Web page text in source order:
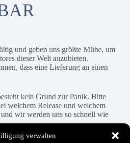
verwalten
und geben uns größte Mühe, um
dieser Welt anzubieten.
dass eine Lieferung an einen
kein Grund zur Panik. Bitte
welchem Release und welchem
und wir werden uns so schnell wie